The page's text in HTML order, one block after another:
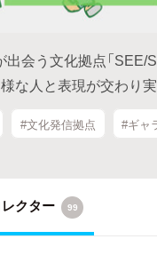
会う文化拠点「SEE/
な人と表現が交わり
#文化発信拠点 #ギャ
クター 99